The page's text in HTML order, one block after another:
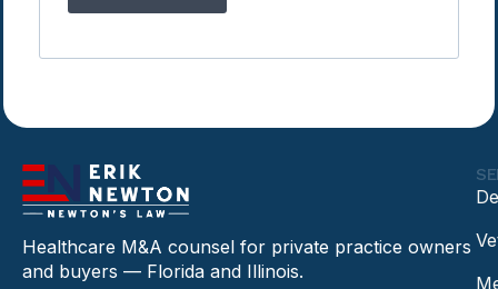
Healthcare M&A counsel for private practice owners
and buyers — Florida and Illinois.